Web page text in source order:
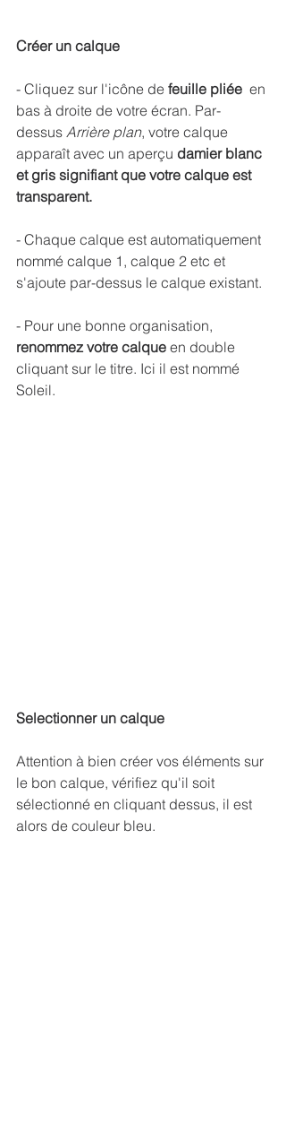
Créer un calque
- Cliquez sur l'icône de feuille pliée
  en
bas à droite de votre écran. Par-
dessus Arrière plan, votre calque
apparaît avec un aperçu damier blanc
et gris signifiant que votre calque est
transparent.
- Chaque calque est automatiquement
nommé calque 1, calque 2 etc et
s'ajoute par-dessus le calque existant.
- Pour une bonne organisation,
renommez votre calque en double
cliquant sur le titre. Ici il est nommé
Soleil.
Selectionner un calque
Attention à bien créer vos éléments sur
le bon calque, vérifiez qu'il soit
sélectionné en cliquant dessus, il est
alors de couleur bleu.